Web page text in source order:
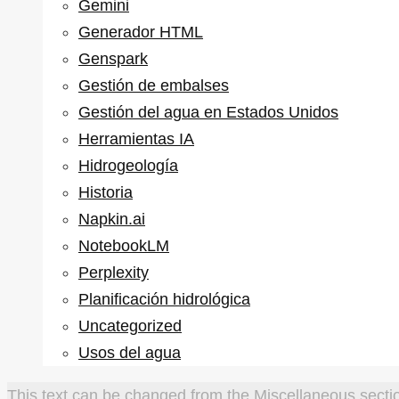
Gemini
Generador HTML
Genspark
Gestión de embalses
Gestión del agua en Estados Unidos
Herramientas IA
Hidrogeología
Historia
Napkin.ai
NotebookLM
Perplexity
Planificación hidrológica
Uncategorized
Usos del agua
This text can be changed from the Miscellaneous